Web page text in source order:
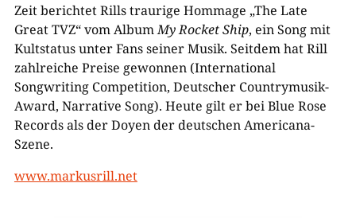
Zeit berichtet Rills traurige Hommage „The Late
Great TVZ“ vom AlbumMy Rocket Ship, ein Song mit
Kultstatus unter Fans seiner Musik. Seitdem hat Rill
zahlreiche Preise gewonnen (International
Songwriting Competition, Deutscher Countrymusik-
Award, Narrative Song). Heute gilt er bei Blue Rose
Records als der Doyen der deutschen Americana-
Szene.
www.markusrill.net